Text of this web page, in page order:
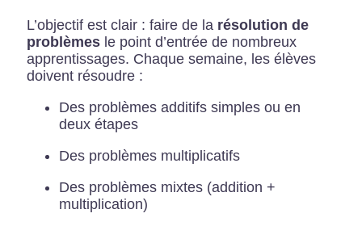
L’objectif est clair : faire de la résolution de
problèmes le point d’entrée de nombreux
apprentissages. Chaque semaine, les élèves
doivent résoudre :
Des problèmes additifs simples ou en
deux étapes
Des problèmes multiplicatifs
Des problèmes mixtes (addition +
multiplication)